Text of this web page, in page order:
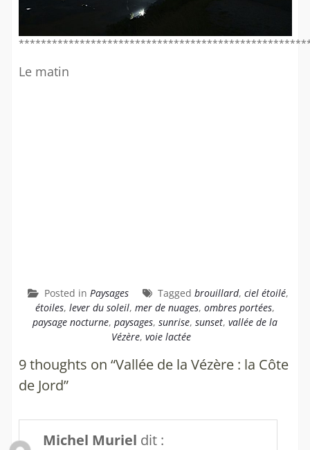
Le matin
Posted in Paysages Taggedbrouillard,ciel étoilé,
étoiles, lever du soleil, mer de nuages, ombres portées,
paysage nocturne, paysages, sunrise, sunset, vallée de la
Vézère,voie lactée
9 thoughts on “Vallée de la Vézère : la Côte
de Jord”
Michel Muriel dit :